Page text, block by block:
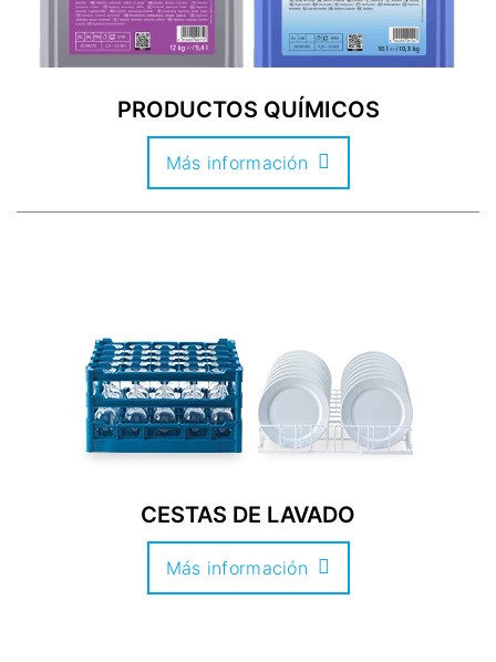
PRODUCTOS QUÍMICOS
Más información
CESTAS DE LAVADO
Más información